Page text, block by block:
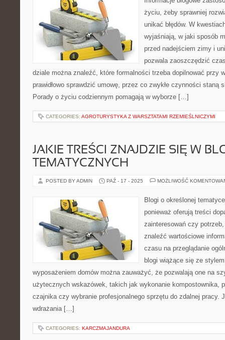
życiu, żeby sprawniej
unikać błędów. W
wyjaśniają, w jaki sposób
przed nadejściem zimy i
pozwala zaoszczędzić
dziale można znaleźć, które formalności trzeba dopilnować przy
prawidłowo sprawdzić umowę, przez co zwykłe czynności staną
Porady o życiu codziennym pomagają w wyborze […]
CATEGORIES: AGROTURYSTYKA Z WARSZTATAMI RZEMIEŚLNICZYMI
JAKIE TREŚCI ZNAJDZIE SIĘ W
TEMATYCZNYCH
POSTED BY ADMIN PAŹ - 17 - 2025 MOŻLIWOŚĆ
Blogi o określonej
ponieważ oferują treści
zainteresowań czy
znaleźć wartościowe
czasu na przeglądanie
blogi wiążące się ze
wyposażeniem domów można zauważyć, że pozwalają one na
użytecznych wskazówek, takich jak wykonanie kompostownika,
czajnika czy wybranie profesjonalnego sprzętu do zdalnej pracy.
wdrażania […]
CATEGORIES: KARCZMAJANDURA